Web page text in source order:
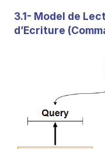
3.1- Model de
d’Ecriture